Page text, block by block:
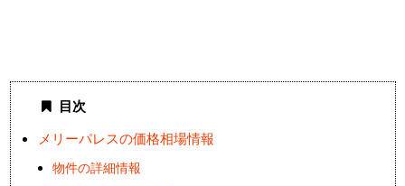
目次
メリーパレスの価格相場情報
物件の詳細情報